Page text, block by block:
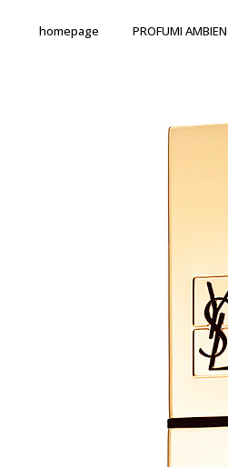
homepage PROFUMI